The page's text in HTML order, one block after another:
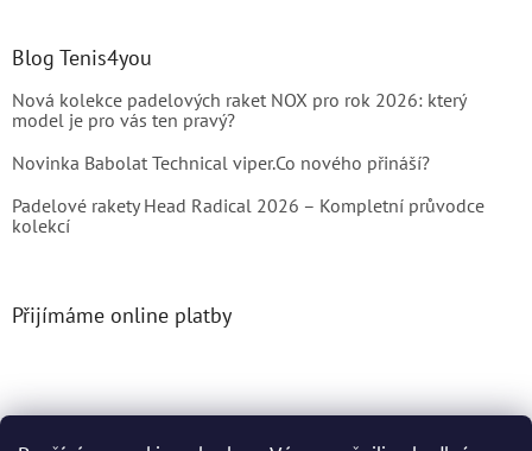
Blog Tenis4you
Nová kolekce padelových raket NOX pro rok 2026: který
model je pro vás ten pravý?
Novinka Babolat Technical viper.Co nového přináší?
Padelové rakety Head Radical 2026 – Kompletní průvodce
kolekcí
Přijímáme online platby